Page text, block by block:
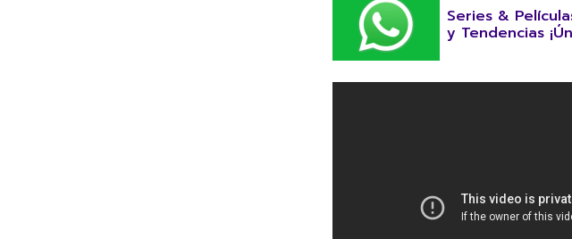
Series &
y Tendencias